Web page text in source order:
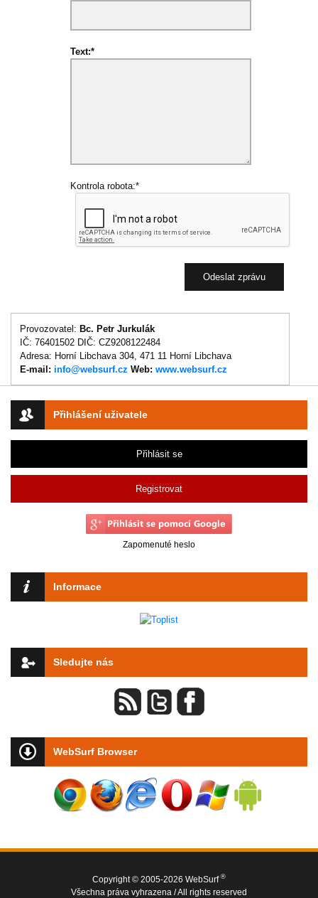
Přihlášení uživatele
Přihlásit se
Registrovat
Zapomenuté heslo
Informace
Sledujte nás
WebSurf Browser
Text:*
Kontrola robota:*
Provozovatel: Bc. Petr Jurkulák
IČ: 76401502 DIČ: CZ9208122484
Adresa: Horní Libchava 304, 471 11 Horní Libchava
E-mail: info@websurf.cz Web: www.websurf.cz
Copyright © 2005-2026 WebSurf ®
Všechna práva vyhrazena / All rights reserved